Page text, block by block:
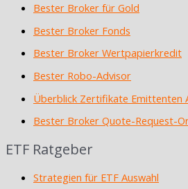
Bester Broker für Gold
Bester Broker Fonds
Bester Broker Wertpapierkredit
Bester Robo-Advisor
Überblick Zertifikate Emittenten
Bester Broker Quote-Request-
ETF Ratgeber
Strategien für ETF Auswahl